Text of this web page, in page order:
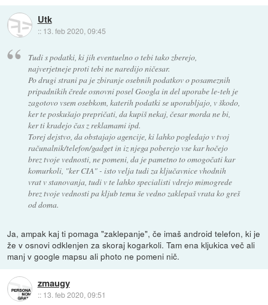
Utk
:: 13. feb 2020, 09:45
Tudi s podatki, ki jih eventuelno o tebi tako zberejo,
najverjetneje proti tebi ne naredijo ničesar.
Po drugi strani pa je zbiranje osebnih podatkov o posameznih
pripadnikih črede osnovni posel Googla in del uporabe le-teh je
zagotovo vsem osebkom, katerih podatki se uporabljajo, v škodo,
ker te poskušajo prepričati, da kupiš nekaj, česar morda ne bi,
ker ti kradejo čas z reklamami ipd.
Torej dejstvo, da obstajajo agencije, ki lahko pogledajo v tvoj
računalnik/telefon/gadget in iz njega poberejo vse kar hočejo
brez tvoje vednosti, ne pomeni, da je pametno to omogočati kar
komurkoli, "ker CIA" - isto velja tudi za ključavnice vhodnih
vrat v stanovanja, tudi v te lahko specialisti vdrejo mimogrede
brez tvoje vednosti pa kljub temu še vedno zaklepaš vrata ko greš
od doma.
Ja, ampak kaj ti pomaga "zaklepanje", če imaš android telefon, ki je
že v osnovi odklenjen za skoraj kogarkoli. Tam ena kljukica več ali
manj v google mapsu ali photo ne pomeni nič.
zmaugy
:: 13. feb 2020, 09:51